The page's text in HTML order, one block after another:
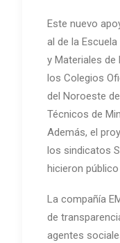
Este nuevo
al de la
y Materiales de
los Colegios
del Noroeste
Técnicos de
Además, el
los sindicatos
hicieron
La compañía
de
agentes